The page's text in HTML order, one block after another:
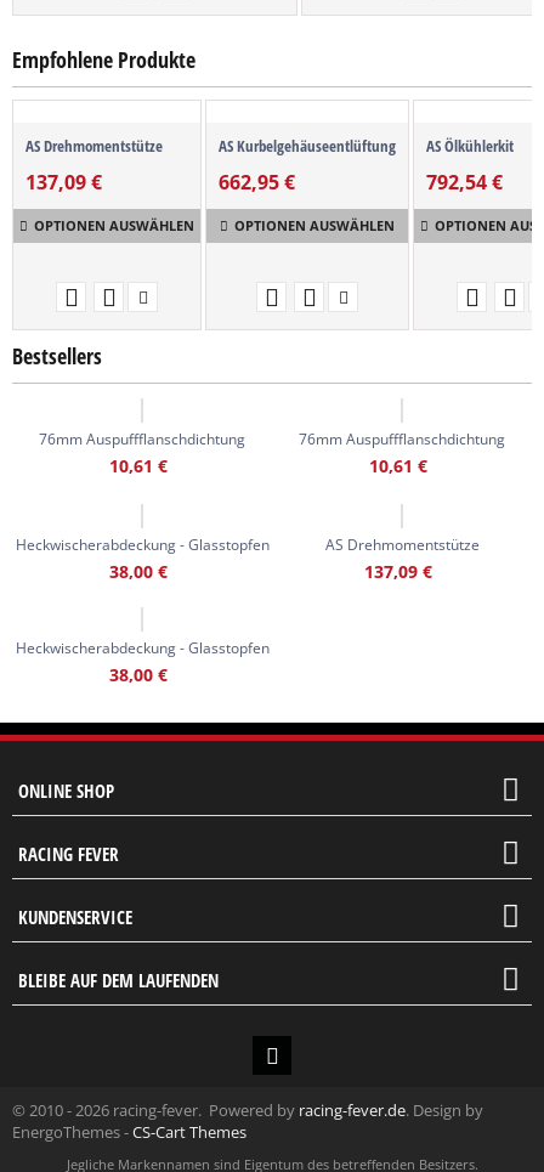
Empfohlene Produkte
AS Drehmomentstütze
137,09€
OPTIONEN AUSWÄHLEN
AS Kurbelgehäuseentlüftung
662,95€
OPTIONEN AUSWÄHLEN
AS Ölkühlerkit
792,54€
OPTIONEN
Bestsellers
76mm Auspuffflanschdichtung
10,61 €
76mm Auspuffflanschdichtung
10,61 €
Heckwischerabdeckung - Glasstopfen
38,00 €
AS Drehmomentstütze
137,09 €
Heckwischerabdeckung - Glasstopfen
38,00 €
ONLINE SHOP
RACING FEVER
KUNDENSERVICE
BLEIBE AUF DEM LAUFENDEN
© 2010 - 2026 racing-fever. Powered by racing-fever.de. Design by
EnergoThemes -CS-Cart Themes
Jegliche Markennamen sind Eigentum des betreffenden Besitzers.